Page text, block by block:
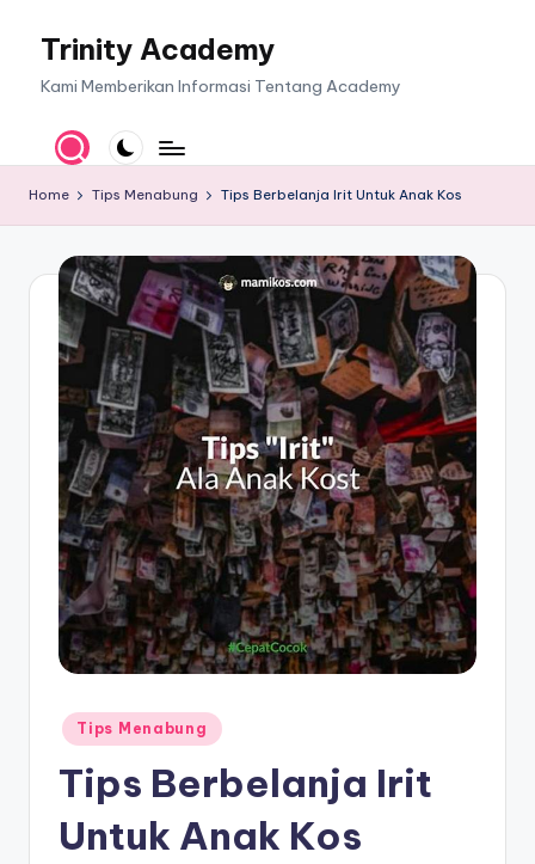
Trinity Academy
Kami Memberikan Informasi Tentang Academy
Home Tips Menabung Tips Berbelanja Irit Untuk Anak Kos
Posted
in
Tips Menabung
Tips Berbelanja Irit
Untuk Anak Kos